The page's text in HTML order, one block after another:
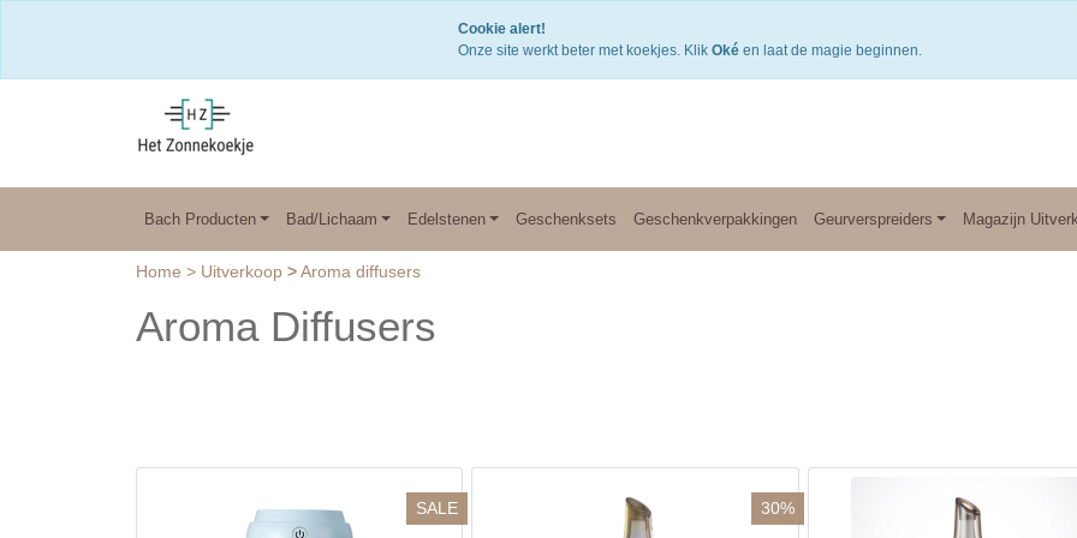
Bach Producten Bad/Lichaam Edelstenen Geschenksets Geschenkverpakkingen Geurverspreiders Magazijn
Home > Uitverkoop > Aroma diffusers
Aroma Diffusers
SALE 30%
Cookie alert!
Onze site werkt beter met koekjes. Klik Okéen laat de magie beginnen.